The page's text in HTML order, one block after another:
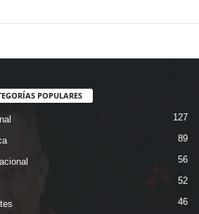
POPULARES
127
89
56
52
46